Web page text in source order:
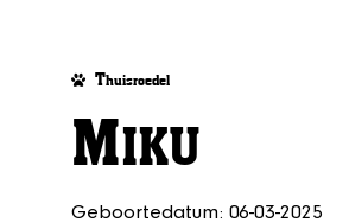
Thuisroedel
MIKU
Geboortedatum: 06-03-2025